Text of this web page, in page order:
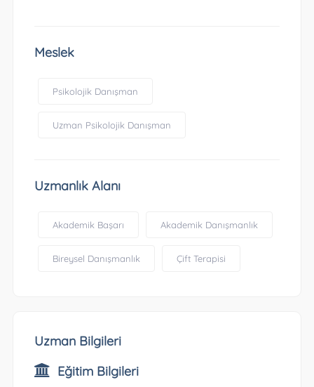
Meslek
Psikolojik Danışman
Uzman Psikolojik Danışman
Uzmanlık Alanı
Akademik Başarı Akademik Danışmanlık
Bireysel Danışmanlık Çift Terapisi
Uzman Bilgileri
Eğitim Bilgileri